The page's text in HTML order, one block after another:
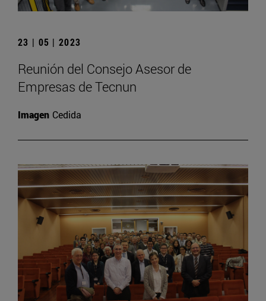
23 | 05 | 2023
Reunión del Consejo Asesor de
Empresas de Tecnun
Imagen Cedida